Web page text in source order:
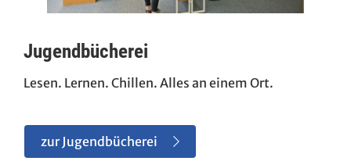
Jugendbücherei
Lesen. Lernen. Chillen. Alles an einem Ort.
zur Jugendbücherei